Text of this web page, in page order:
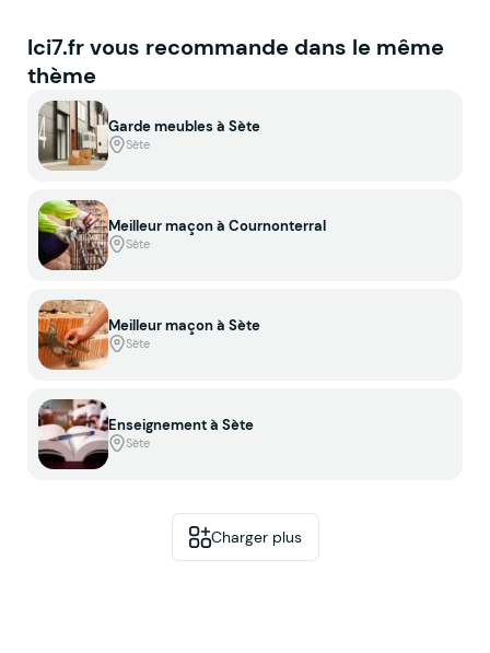
Ici7.fr vous recommande dans le même
thème
Garde meubles à Sète
Sète
Meilleur maçon à Cournonterral
Sète
Meilleur maçon à Sète
Sète
Enseignement à Sète
Sète
Charger plus